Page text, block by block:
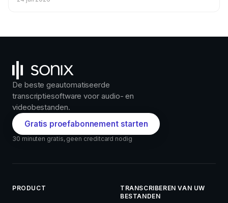
De beste geautomatiseerde
transcriptiesoftware voor audio- en
videobestanden.
Gratis proefabonnement starten
30 minuten gratis, geen creditcard nodig
PRODUCT
TRANSCRIBEREN VAN UW
BESTANDEN